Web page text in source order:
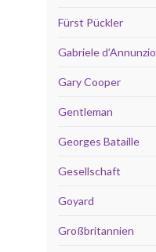
Fürst Pückler
Gabriele d’Annunzio
Gary Cooper
Gentleman
Georges Bataille
Gesellschaft
Goyard
Großbritannien